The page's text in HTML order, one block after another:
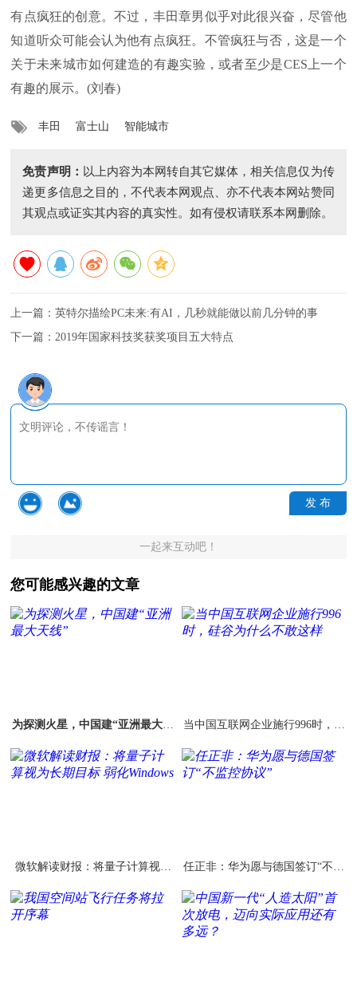
有点疯狂的创意。不过，丰田章男似乎对此很兴奋，尽管他
知道听众可能会认为他有点疯狂。不管疯狂与否，这是一个
关于未来城市如何建造的有趣实验，或者至少是CES上一个
有趣的展示。(刘春)
丰田 富士山 智能城市
免责声明： 以上内容为本网转自其它媒体，相关信息仅为传
递更多信息之目的，不代表本网观点、亦不代表本网站赞同
其观点或证实其内容的真实性。如有侵权请联系本网删除。
上一篇：英特尔描绘PC未来:有AI，几秒就能做以前几分钟的事
下一篇：2019年国家科技奖获奖项目五大特点
发 布
一起来互动吧！
您可能感兴趣的文章
为探测火星，中国建“亚洲最大天
当中国互联网企业施行996时，硅
微软解读财报：将量子计算视为
任正非：华为愿与德国签订“不监